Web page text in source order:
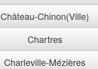
Château-Chinon(Ville)
Chartres
Charleville-Mézières